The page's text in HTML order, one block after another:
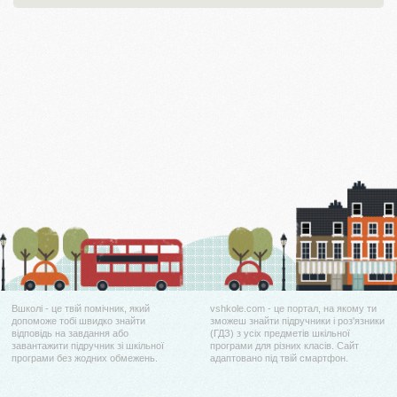
Вшколі - це твій помічник, який
допоможе тобі швидко знайти
відповідь на завдання або
завантажити підручник зі шкільної
програми без жодних обмежень.
vshkole.com - це портал, на якому ти
зможеш знайти підручники і роз'язники
(ГДЗ) з усіх предметів шкільної
програми для різних класів. Сайт
адаптовано під твій смартфон.